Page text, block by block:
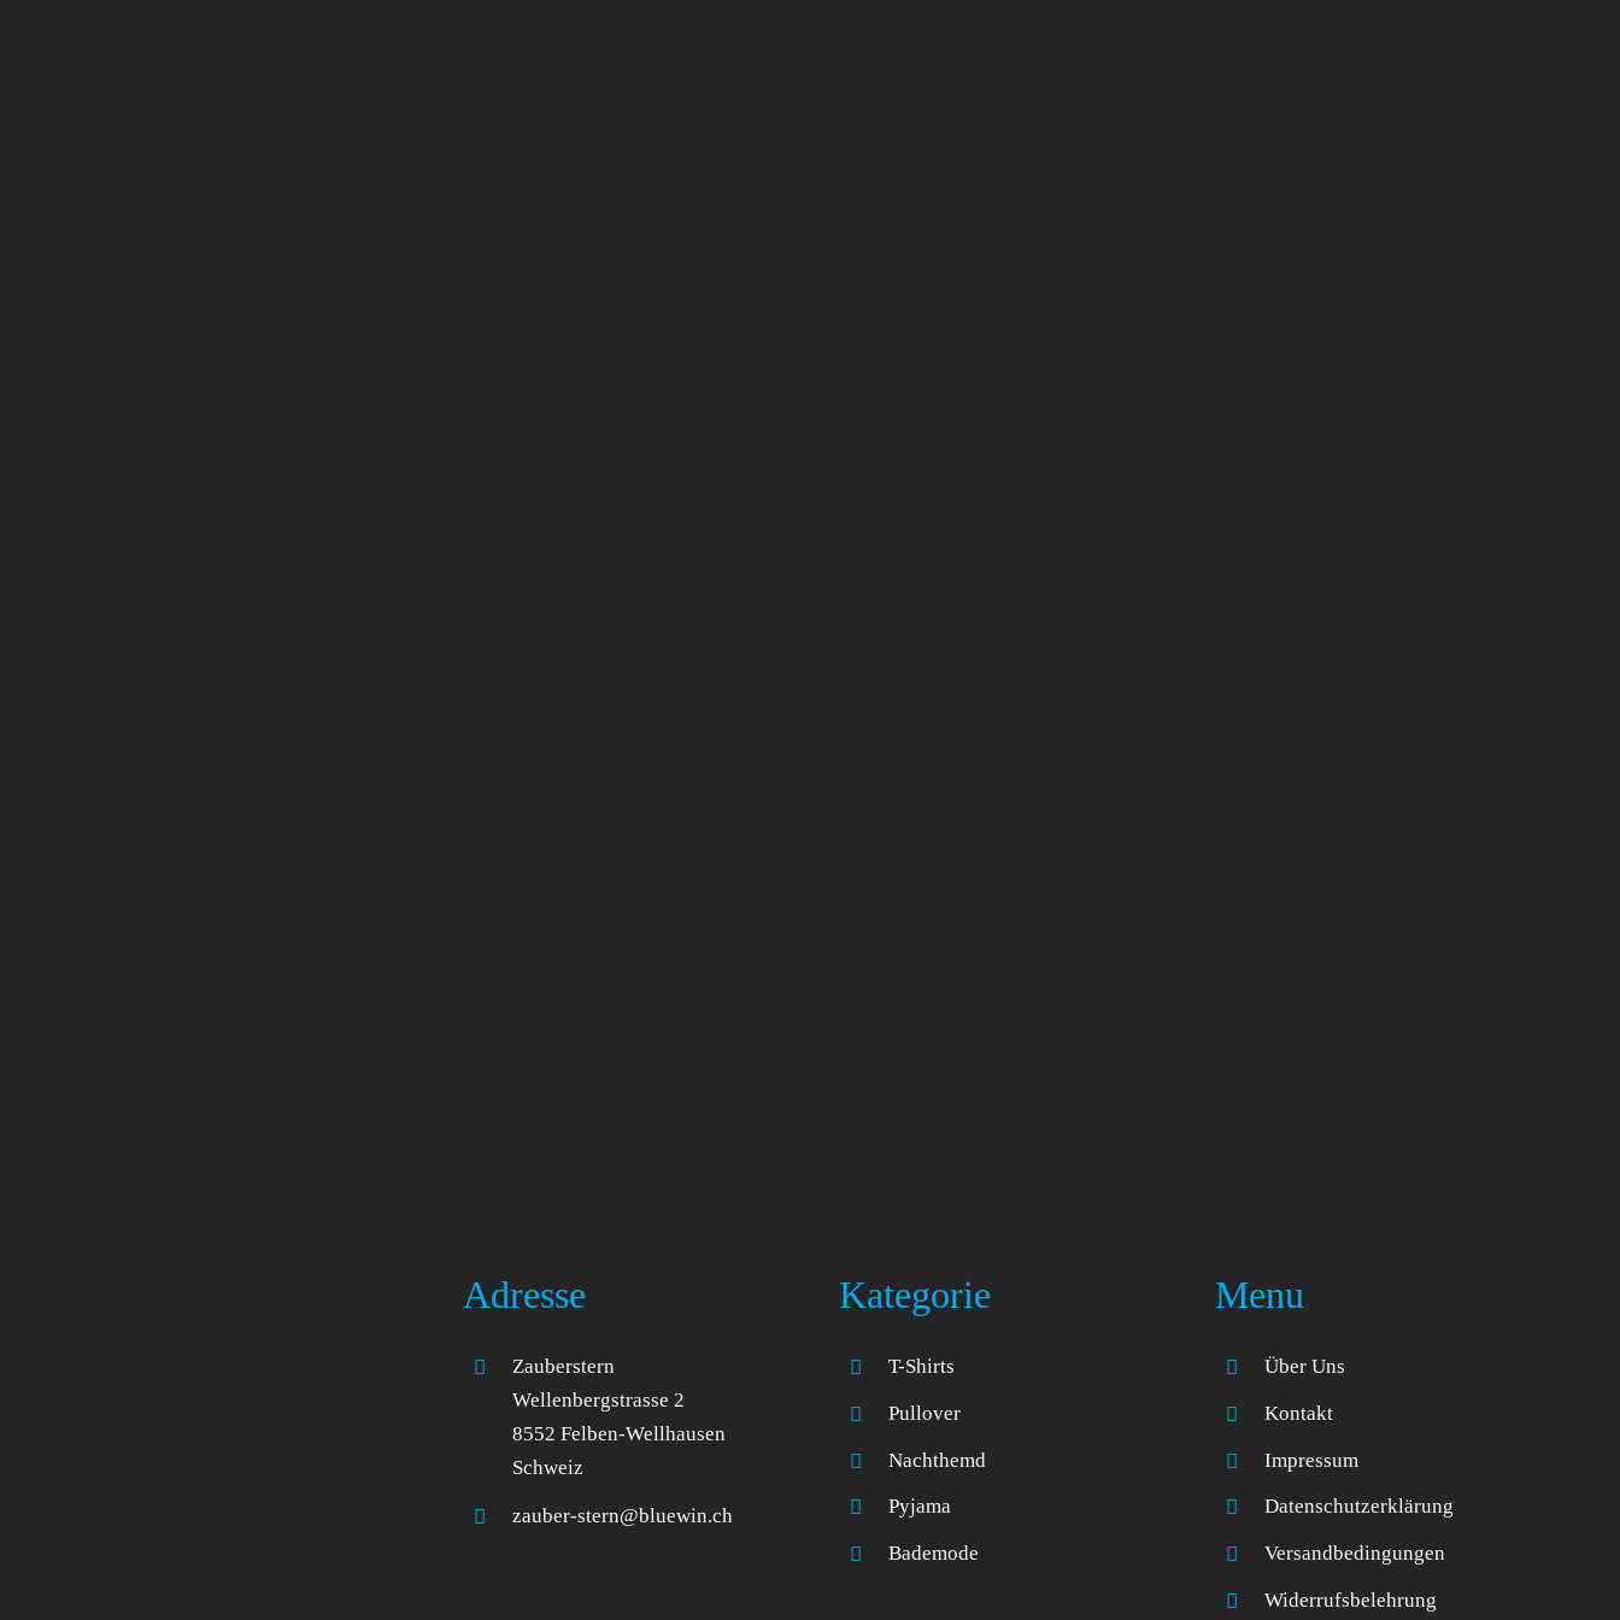
Adresse
Zauberstern
Wellenbergstrasse 2
8552 Felben-Wellhausen
Schweiz
zauber-stern@bluewin.ch
Kategorie
T-Shirts
Pullover
Nachthemd
Pyjama
Bademode
Menu
Über Uns
Kontakt
Impressum
Datenschutzerklärung
Versandbedingungen
Widerrufsbelehrung